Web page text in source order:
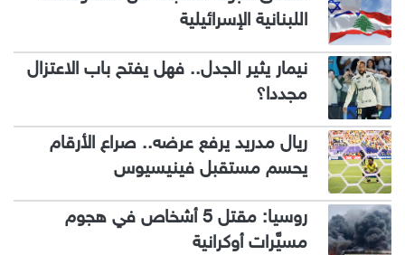
اللبنانية الإسرائيلية
نيمار يثير الجدل.. فهل يفتح باب الاعتزال
مجددا؟
ريال مدريد يرفع عرضه.. صراع الأرقام
يحسم مستقبل فينيسيوس
روسيا: مقتل 5 أشخاص في هجوم
مسيَّرات أوكرانية